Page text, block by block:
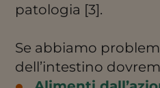
patologia [3].
Se abbiamo
dell’intestino